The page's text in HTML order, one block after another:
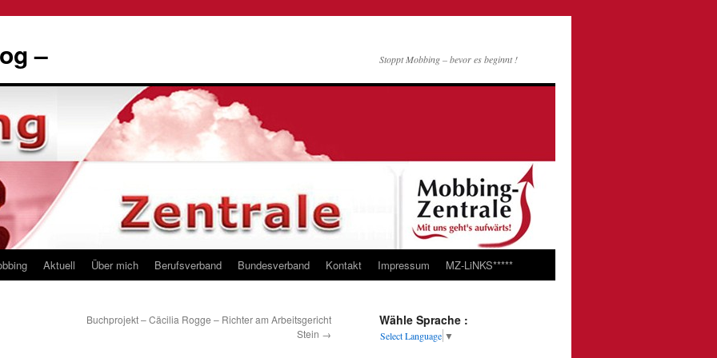
– Stoppt Mobbing – bevor es beginnt !
Aktuell Über mich Berufsverband Bundesverband Kontakt Impressum MZ-LiNKS*****
Buchprojekt – Cäcilia Rogge – Richter am Arbeitsgericht
Stein →
Wähle Sprache :
Select Language ▼